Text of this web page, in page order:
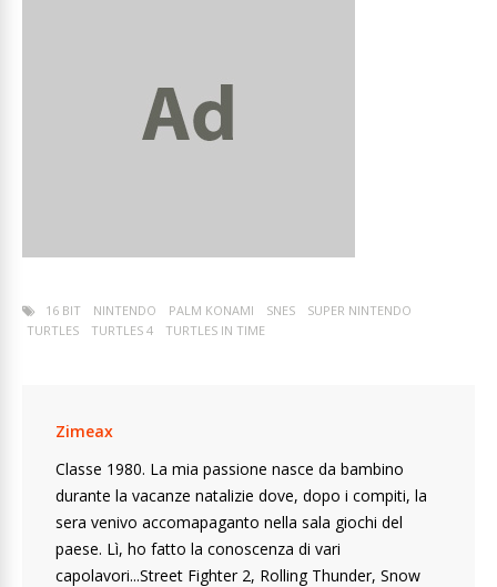
16 BIT NINTENDO PALM KONAMI SNES
SUPER NINTENDO
TURTLES
TURTLES 4 TURTLES IN TIME
Zimeax
Classe 1980. La mia passione nasce da bambino
durante la vacanze natalizie dove, dopo i compiti, la
sera venivo accomapaganto nella sala giochi del
paese. Lì, ho fatto la conoscenza di vari
capolavori...Street Fighter 2, Rolling Thunder, Snow